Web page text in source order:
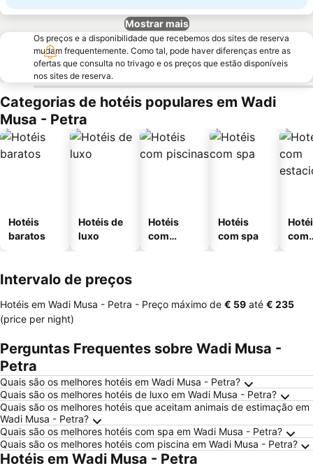
Mostrar mais
Os preços e a disponibilidade que recebemos dos sites de reserva
mudam frequentemente. Como tal, pode haver diferenças entre as
ofertas que consulta no trivago e os preços que estão disponíveis
nos sites de reserva.
Categorias de hotéis populares em Wadi
Musa - Petra
Hotéis
baratos
Hotéis de
luxo
Hotéis
com
Hotéis
com spa
com
Intervalo de preços
Hotéis em Wadi Musa - Petra - Preço máximo de ‎€ 59 até ‎€ 235
(price per night)
Perguntas Frequentes sobre Wadi Musa -
Petra
Quais são os melhores hotéis em Wadi Musa - Petra?
Quais são os melhores hotéis de luxo em Wadi Musa - Petra?
Quais são os melhores hotéis que aceitam animais de estimação em
Wadi Musa - Petra?
Quais são os melhores hotéis com spa em Wadi Musa - Petra?
Quais são os melhores hotéis com piscina em Wadi Musa - Petra?
Hotéis em Wadi Musa - Petra